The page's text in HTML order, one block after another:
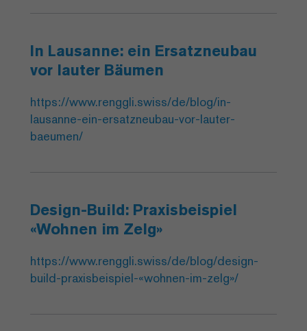
In Lausanne: ein Ersatzneubau
vor lauter Bäumen
https://www.renggli.swiss/de/blog/in-
lausanne-ein-ersatzneubau-vor-lauter-
baeumen/
Design-Build: Praxisbeispiel
«Wohnen im Zelg»
https://www.renggli.swiss/de/blog/design-
build-praxisbeispiel-«wohnen-im-zelg»/